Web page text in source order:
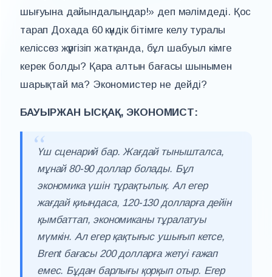
шығуына дайындалыңдар!» деп мәлімдеді. Қос
тарап Дохада 60 күндік бітімге келу туралы
келіссөз жүргізіп жатқанда, бұл шабуыл кімге
керек болды? Қара алтын бағасы шынымен
шарықтай ма? Экономистер не дейді?
БАУЫРЖАН ЫСҚАҚ, ЭКОНОМИСТ:
Үш сценарий бар. Жағдай тынышталса,
мұнай 80-90 доллар болады. Бұл
экономика үшін тұрақтылық. Ал егер
жағдай қиындаса, 120-130 долларға дейін
қымбаттап, экономиканы тұралатуы
мүмкін. Ал егер қақтығыс ушығып кетсе,
Brent бағасы 200 долларға жетуі ғажап
емес. Бұдан барлығы қорқып отыр. Егер